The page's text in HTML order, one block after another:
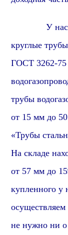
У нас Вы
круглые
ГОСТ3262-
трубы
от 15 мм до
«Трубы
На складе
от 57 мм до
купленного у
не нужно ни о